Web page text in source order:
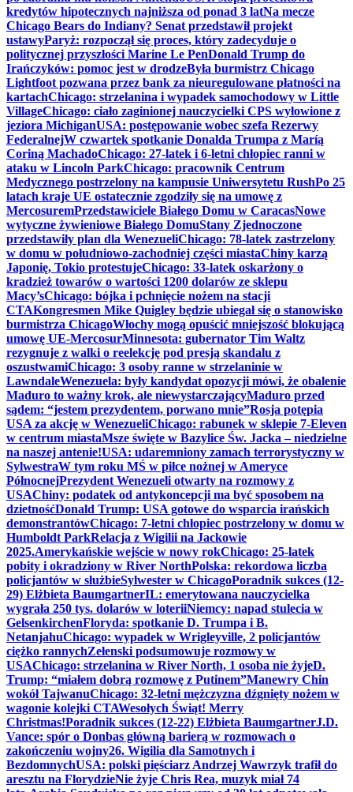
kredytów hipotecznych najniższa od ponad 3 latNa mecze
Chicago Bears do Indiany? Senat przedstawił projekt
ustawyParyż: rozpoczął się proces, który zadecyduje o
politycznej przyszłości Marine Le PenDonald Trump do
Irańczyków: pomoc jest w drodzeByła burmistrz Chicago
Lightfoot pozwana przez bank za nieuregulowane płatności na
kartachChicago: strzelanina i wypadek samochodowy w Little
VillageChicago: ciało zaginionej nauczycielki CPS wyłowione z
jeziora MichiganUSA: postępowanie wobec szefa Rezerwy
FederalnejW czwartek spotkanie Donalda Trumpa z Maríą
Coriną MachadoChicago: 27-latek i 6-letni chłopiec ranni w
ataku w Lincoln ParkChicago: pracownik Centrum
Medycznego postrzelony na kampusie Uniwersytetu RushPo 25
latach kraje UE ostatecznie zgodziły się na umowę z
MercosuremPrzedstawiciele Białego Domu w CaracasNowe
wytyczne żywieniowe Białego DomuStany Zjednoczone
przedstawiły plan dla WenezueliChicago: 78-latek zastrzelony
w domu w południowo-zachodniej części miastaChiny karzą
Japonię, Tokio protestujeChicago: 33-latek oskarżony o
kradzież towarów o wartości 1200 dolarów ze sklepu
Macy’sChicago: bójka i pchnięcie nożem na stacji
CTAKongresmen Mike Quigley będzie ubiegał się o stanowisko
burmistrza ChicagoWłochy mogą opuścić mniejszość blokującą
umowę UE-MercosurMinnesota: gubernator Tim Waltz
rezygnuje z walki o reelekcję pod presją skandalu z
oszustwamiChicago: 3 osoby ranne w strzelaninie w
LawndaleWenezuela: były kandydat opozycji mówi, że obalenie
Maduro to ważny krok, ale niewystarczającyMaduro przed
sądem: “jestem prezydentem, porwano mnie”Rosja potępia
USA za akcję w WenezueliChicago: rabunek w sklepie 7-Eleven
w centrum miastaMsze święte w Bazylice Św. Jacka – niedzielne
na naszej antenie!USA: udaremniony zamach terrorystyczny w
SylwestraW tym roku MŚ w piłce nożnej w Ameryce
PółnocnejPrezydent Wenezueli otwarty na rozmowy z
USAChiny: podatek od antykoncepcji ma być sposobem na
dzietnośćDonald Trump: USA gotowe do wsparcia irańskich
demonstrantówChicago: 7-letni chłopiec postrzelony w domu w
Humboldt ParkRelacja z Wigilii na Jackowie
2025.Amerykańskie wejście w nowy rokChicago: 25-latek
pobity i okradziony w River NorthPolska: rekordowa liczba
policjantów w służbieSylwester w ChicagoPoradnik sukces (12-
29) Elżbieta BaumgartnerIL: emerytowana nauczycielka
wygrała 250 tys. dolarów w loteriiNiemcy: napad stulecia w
GelsenkirchenFloryda: spotkanie D. Trumpa i B.
NetanjahuChicago: wypadek w Wrigleyville, 2 policjantów
ciężko rannychZełenski podsumowuje rozmowy w
USAChicago: strzelanina w River North, 1 osoba nie żyjeD.
Trump: “miałem dobrą rozmowę z Putinem”Manewry Chin
wokół TajwanuChicago: 32-letni mężczyzna dźgnięty nożem w
wagonie kolejki CTAWesołych Świąt! Merry
Christmas!Poradnik sukces (12-22) Elżbieta BaumgartnerJ.D.
Vance: spór o Donbas główną barierą w rozmowach o
zakończeniu wojny26. Wigilia dla Samotnych i
BezdomnychUSA: polski pięściarz Andrzej Wawrzyk trafił do
aresztu na FlorydzieNie żyje Chris Rea, muzyk miał 74